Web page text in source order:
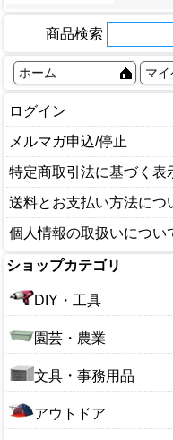
商品検索
ホーム マ
ログイン
メルマガ申込/停止
特定商取引法に基づく表
送料とお支払い方法につ
個人情報の取扱いについ
ショップカテゴリ
DIY・工具
園芸・農業
文具・事務用品
アウトドア